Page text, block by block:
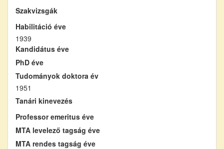
Szakvizsgák
Habilitáció éve
1939
Kandidátus éve
PhD éve
Tudományok doktora év
1951
Tanári kinevezés
Professor emeritus éve
MTA levelező tagság éve
MTA rendes tagság éve